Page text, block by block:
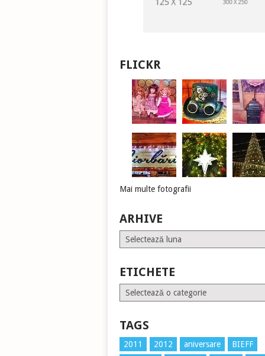
FLICKR
Mai multe fotografii
ARHIVE
Arhive
ETICHETE
Etichete
TAGS
2011 2012 aniversare
BIEFF